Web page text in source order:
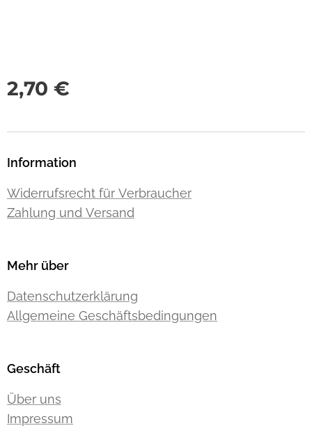
2,70 €
Information
Widerrufsrecht für Verbraucher
Zahlung und Versand
Mehr über
Datenschutzerklärung
Allgemeine Geschäftsbedingungen
Geschäft
Über uns
Impressum